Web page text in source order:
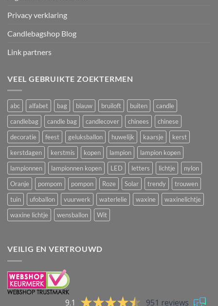
Privacy verklaring
Candlebagshop Blog
Link partners
VEEL GEBRUIKTE ZOEKTERMEN
abc alfabet bag blauw bruiloft buiten
candle
candlebag
candle bag candlecover chinees
chinese
decoratie
feest geluksballon huwelijk kaarsje
kerst
kerstdagen
kerstmis kopen lampion
lampion kopen
lampionnen
lampionnen kopen LED letters lichtje
nylon
Oranje
pompom pompon Roze Solar trendy
trouwen
tuin
ufoballon vuurwerk waterlelie waxine
waxinelichtje
waxine lichtje
wensballon Wit
VEILIG EN VERTROUWD
9.1 951 reviews